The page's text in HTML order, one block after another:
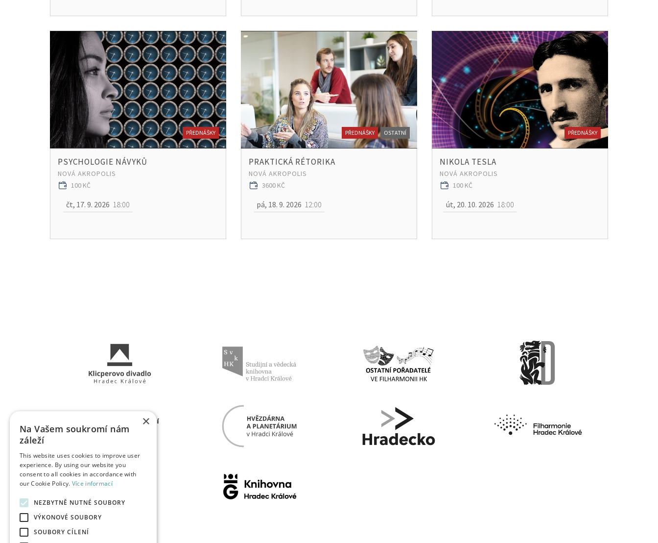
PŘEDNÁŠKY
PSYCHOLOGIE NÁVYKŮ
NOVÁ AKROPOLIS
100 KČ
čt, 17. 9. 2026 18:00
PŘEDNÁŠKY OSTATNÍ
PRAKTICKÁ RÉTORIKA
NOVÁ AKROPOLIS
3600 KČ
pá, 18. 9. 2026 12:00
PŘEDNÁŠKY
NIKOLA TESLA
NOVÁ AKROPOLIS
100 KČ
út, 20. 10. 2026 18:00
×
Na Vašem soukromí nám
záleží
This website uses cookies to improve user
experience. By using our website you
consent to all cookies in accordance with
our Cookie Policy. Více informací
NEZBYTNĚ NUTNÉ SOUBORY
VÝKONOVÉ SOUBORY
SOUBORY CÍLENÍ